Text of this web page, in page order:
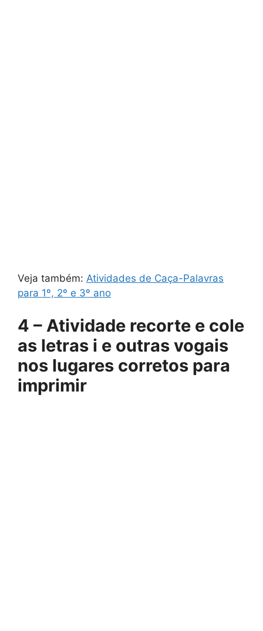
Veja também: Atividades de Caça-Palavras
para 1º, 2º e 3º ano
4 – Atividade recorte e cole
as letras i e outras vogais
nos lugares corretos para
imprimir